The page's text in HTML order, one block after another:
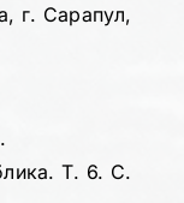
г. Сарапул,
Т. 6. С.